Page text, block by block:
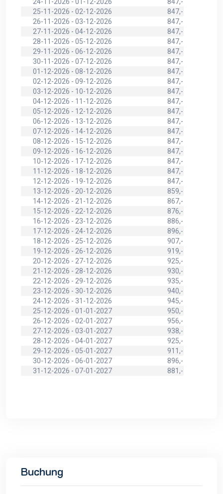
25-11-2026 - 02-12-2026
847,-
26-11-2026 - 03-12-2026
847,-
27-11-2026 - 04-12-2026
847,-
28-11-2026 - 05-12-2026
847,-
29-11-2026 - 06-12-2026
847,-
30-11-2026 - 07-12-2026
847,-
01-12-2026 - 08-12-2026
847,-
02-12-2026 - 09-12-2026
847,-
03-12-2026 - 10-12-2026
847,-
04-12-2026 - 11-12-2026
847,-
05-12-2026 - 12-12-2026
847,-
06-12-2026 - 13-12-2026
847,-
07-12-2026 - 14-12-2026
847,-
08-12-2026 - 15-12-2026
847,-
09-12-2026 - 16-12-2026
847,-
10-12-2026 - 17-12-2026
847,-
11-12-2026 - 18-12-2026
847,-
12-12-2026 - 19-12-2026
847,-
13-12-2026 - 20-12-2026
859,-
14-12-2026 - 21-12-2026
867,-
15-12-2026 - 22-12-2026
876,-
16-12-2026 - 23-12-2026
886,-
17-12-2026 - 24-12-2026
896,-
18-12-2026 - 25-12-2026
907,-
19-12-2026 - 26-12-2026
919,-
20-12-2026 - 27-12-2026
925,-
21-12-2026 - 28-12-2026
930,-
22-12-2026 - 29-12-2026
935,-
23-12-2026 - 30-12-2026
940,-
24-12-2026 - 31-12-2026
945,-
25-12-2026 - 01-01-2027
950,-
26-12-2026 - 02-01-2027
956,-
27-12-2026 - 03-01-2027
938,-
28-12-2026 - 04-01-2027
925,-
29-12-2026 - 05-01-2027
911,-
30-12-2026 - 06-01-2027
896,-
31-12-2026 - 07-01-2027
881,-
Buchung